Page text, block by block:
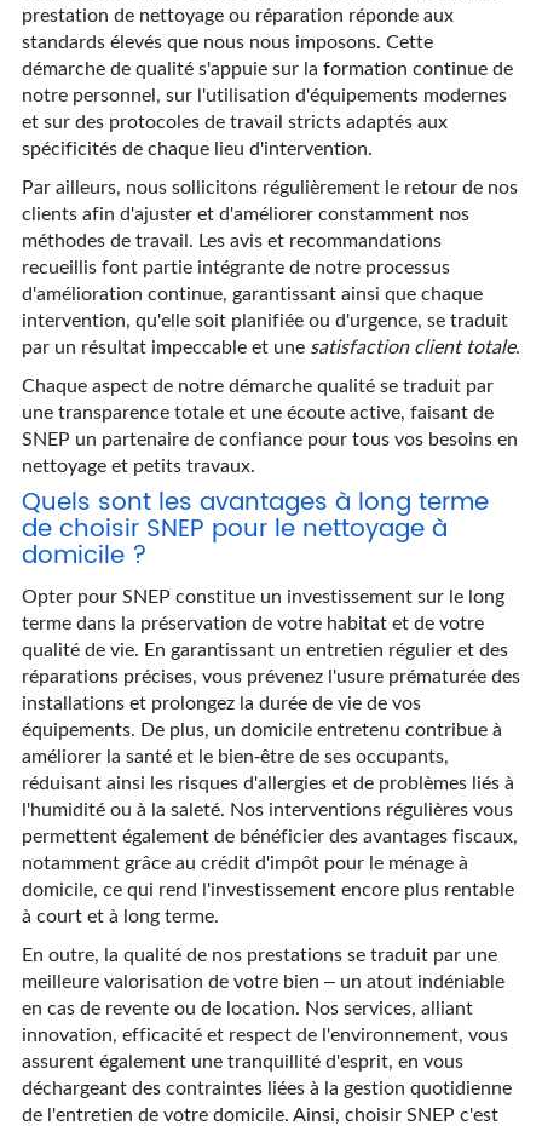
prestation de nettoyage ou réparation réponde aux
standards élevés que nous nous imposons. Cette
démarche de qualité s'appuie sur la formation continue de
notre personnel, sur l'utilisation d'équipements modernes
et sur des protocoles de travail stricts adaptés aux
spécificités de chaque lieu d'intervention.
Par ailleurs, nous sollicitons régulièrement le retour de nos
clients afin d'ajuster et d'améliorer constamment nos
méthodes de travail. Les avis et recommandations
recueillis font partie intégrante de notre processus
d'amélioration continue, garantissant ainsi que chaque
intervention, qu'elle soit planifiée ou d'urgence, se traduit
par un résultat impeccable et une satisfaction client totale.
Chaque aspect de notre démarche qualité se traduit par
une transparence totale et une écoute active, faisant de
SNEP un partenaire de confiance pour tous vos besoins en
nettoyage et petits travaux.
Quels sont les avantages à long terme
de choisir SNEP pour le nettoyage à
domicile ?
Opter pour SNEP constitue un investissement sur le long
terme dans la préservation de votre habitat et de votre
qualité de vie. En garantissant un entretien régulier et des
réparations précises, vous prévenez l'usure prématurée des
installations et prolongez la durée de vie de vos
équipements. De plus, un domicile entretenu contribue à
améliorer la santé et le bien-être de ses occupants,
réduisant ainsi les risques d'allergies et de problèmes liés à
l'humidité ou à la saleté. Nos interventions régulières vous
permettent également de bénéficier des avantages fiscaux,
notamment grâce au crédit d'impôt pour le ménage à
domicile, ce qui rend l'investissement encore plus rentable
à court et à long terme.
En outre, la qualité de nos prestations se traduit par une
meilleure valorisation de votre bien – un atout indéniable
en cas de revente ou de location. Nos services, alliant
innovation, efficacité et respect de l'environnement, vous
assurent également une tranquillité d'esprit, en vous
déchargeant des contraintes liées à la gestion quotidienne
de l'entretien de votre domicile. Ainsi, choisir SNEP c'est